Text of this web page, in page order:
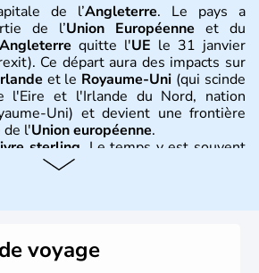
de l’Angleterre. Le pays a
de l’Union Européenne et du
Angleterre quitte l'UE le 31 janvier
Ce départ aura des impacts sur
et le Royaume-Uni (qui scinde
l'Eire et l'Irlande du Nord, nation
Uni) et devient une frontière
l'Union européenne.
sterling . Le temps y est souvent
précipitations : il s’agit d’un
voyage